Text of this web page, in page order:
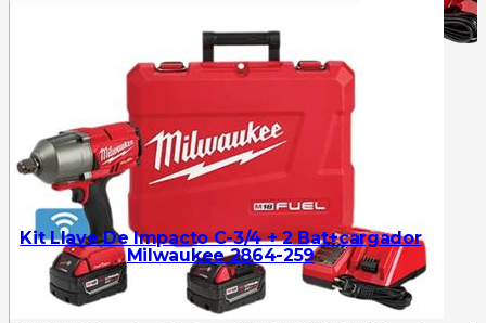
Kit Llave De Impacto C-3/4 + 2 Bat+cargador
Milwaukee 2864-259